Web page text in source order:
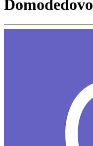
Domodedovo